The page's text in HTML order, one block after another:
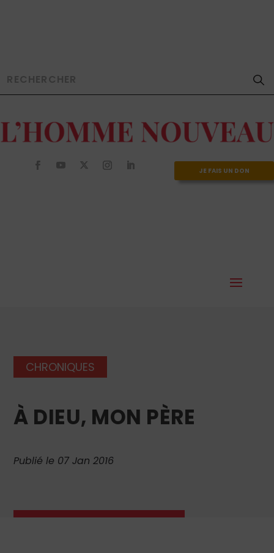
JE FAIS UN DON
CHRONIQUES
À DIEU, MON PÈRE
Publié le 07 Jan 2016